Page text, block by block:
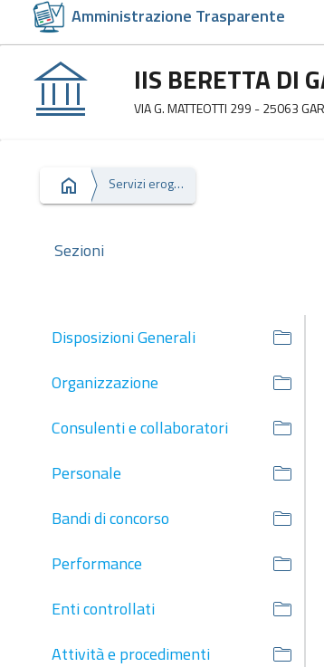
Amministrazione Trasparente
IIS BERETTA DI
VIA G. MATTEOTTI 299 - 25063
Servizi erogati
Sezioni
Disposizioni Generali
Organizzazione
Consulenti e collaboratori
Personale
Bandi di concorso
Performance
Enti controllati
Attività e procedimenti